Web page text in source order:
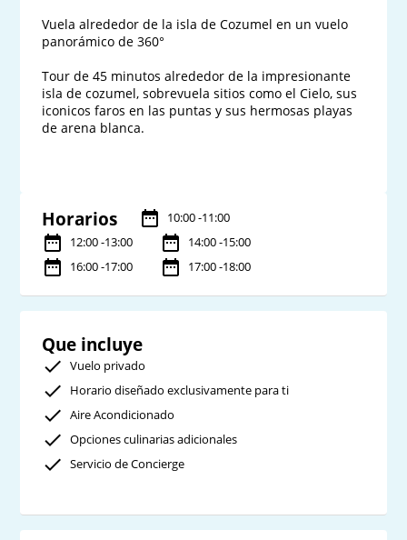
Vuela alrededor de la isla de Cozumel en un vuelo
panorámico de 360°
Tour de 45 minutos alrededor de la impresionante
isla de cozumel, sobrevuela sitios como el Cielo, sus
iconicos faros en las puntas y sus hermosas playas
de arena blanca.
Horarios
10:00 -11:00
12:00 -13:00
14:00 -15:00
16:00 -17:00
17:00 -18:00
Que incluye
Vuelo privado
Horario diseñado exclusivamente para ti
Aire Acondicionado
Opciones culinarias adicionales
Servicio de Concierge